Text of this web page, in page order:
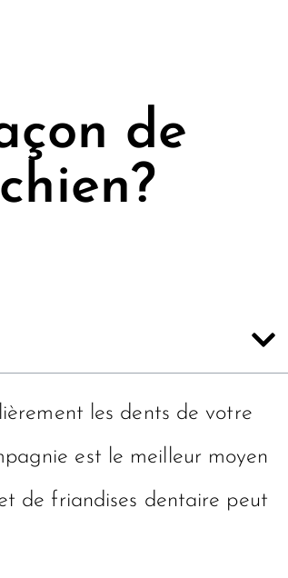
de
les dents de votre
est le meilleur moyen
de friandises dentaire peut